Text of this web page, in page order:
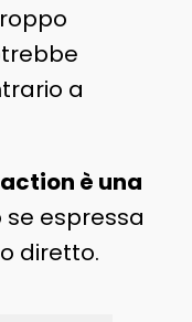
a
è una
espressa
diretto.